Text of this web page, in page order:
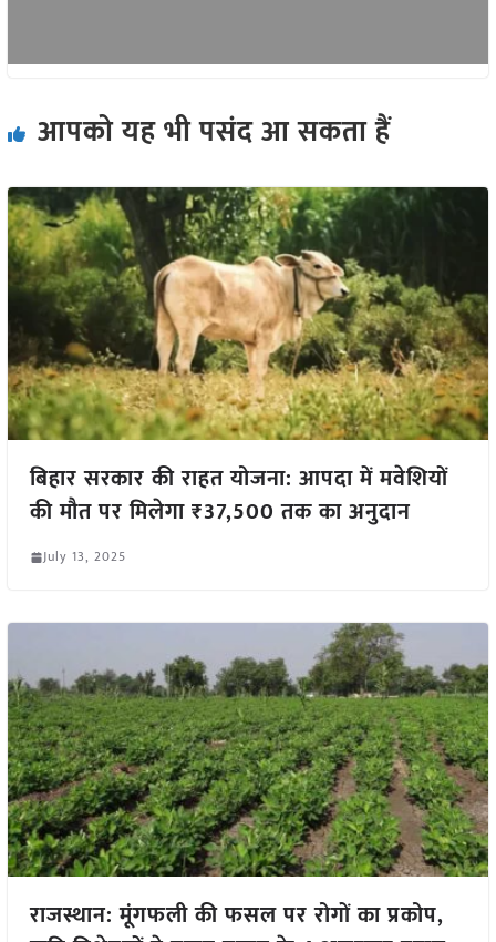
आपको यह भी पसंद आ सकता हैं
बिहार सरकार की राहत योजना: आपदा में मवेशियों
की मौत पर मिलेगा ₹37,500 तक का अनुदान
July 13, 2025
राजस्थान: मूंगफली की फसल पर रोगों का प्रकोप,